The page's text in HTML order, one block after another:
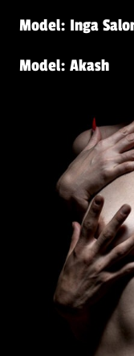
Model: Inga
Model: Akash